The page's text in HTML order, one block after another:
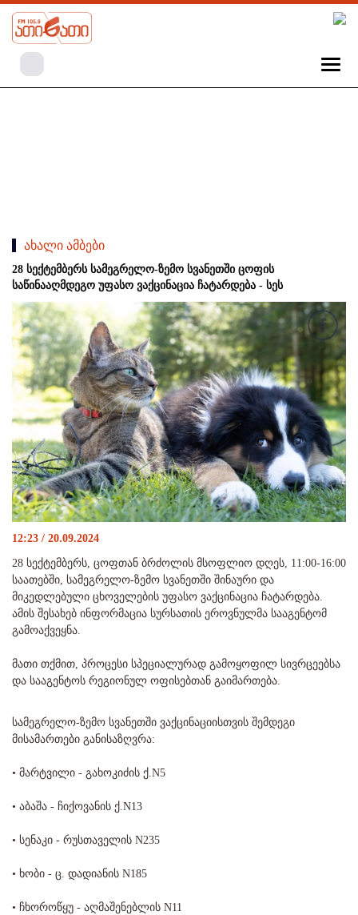
ახალი ამბები
28 სექტემბერს სამეგრელო-ზემო სვანეთში ცოფის
საწინააღმდეგო უფასო ვაქცინაცია ჩატარდება - სეს
12:23 / 20.09.2024
28 სექტემბერს, ცოფთან ბრძოლის მსოფლიო დღეს, 11:00-16:00
საათებში, სამეგრელო-ზემო სვანეთში შინაური და
მიკედლებული ცხოველების უფასო ვაქცინაცია ჩატარდება.
ამის შესახებ ინფორმაცია სურსათის ეროვნულმა სააგენტომ
გამოაქვეყნა.
მათი თქმით, პროცესი სპეციალურად გამოყოფილ სივრცეებსა
და სააგენტოს რეგიონულ ოფისებთან გაიმართება.
სამეგრელო-ზემო სვანეთში ვაქცინაციისთვის შემდეგი
მისამართები განისაზღვრა:
• მარტვილი - გახოკიძის ქ.N5
• აბაშა - ჩიქოვანის ქ.N13
• სენაკი - რუსთაველის N235
• ხობი - ც. დადიანის N185
• ჩხოროწყუ - აღმაშენებლის N11